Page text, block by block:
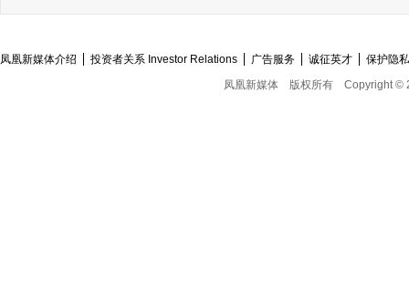
凤凰新媒体介绍 投资者关系 Investor Relations 广告服务 诚征英才
保护隐
凤凰新媒体
版权所有 Copyright ©